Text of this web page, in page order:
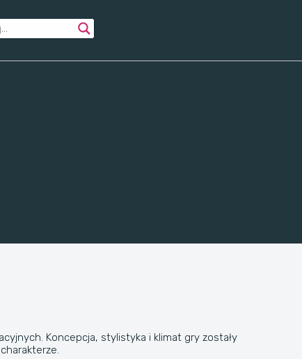
Koncepcja, stylistyka i klimat gry zostały